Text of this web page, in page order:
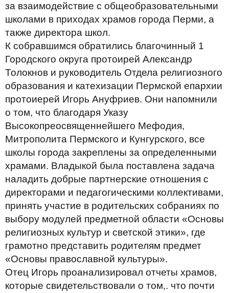
за взаимодействие с общеобразовательными
школами в приходах храмов города Перми, а
также директора школ.
К собравшимся обратились благочинный 1
Городского округа протоирей Александр
Толокнов и руководитель Отдела религиозного
образования и катехизации Пермской епархии
протоиерей Игорь Ануфриев. Они напомнили
о том, что благодаря Указу
Высокопреосвященнейшего Мефодия,
Митрополита Пермского и Кунгурского, все
школы города закреплены за определенными
храмами. Владыкой была поставлена задача
наладить добрые партнерские отношения с
директорами и педагогическими коллективами,
принять участие в родительских собраниях по
выбору модулей предметной области «Основы
религиозных культур и светской этики», где
грамотно представить родителям предмет
«Основы православной культуры».
Отец Игорь проанализировал отчеты храмов,
которые свидетельствовали о том,. что почти